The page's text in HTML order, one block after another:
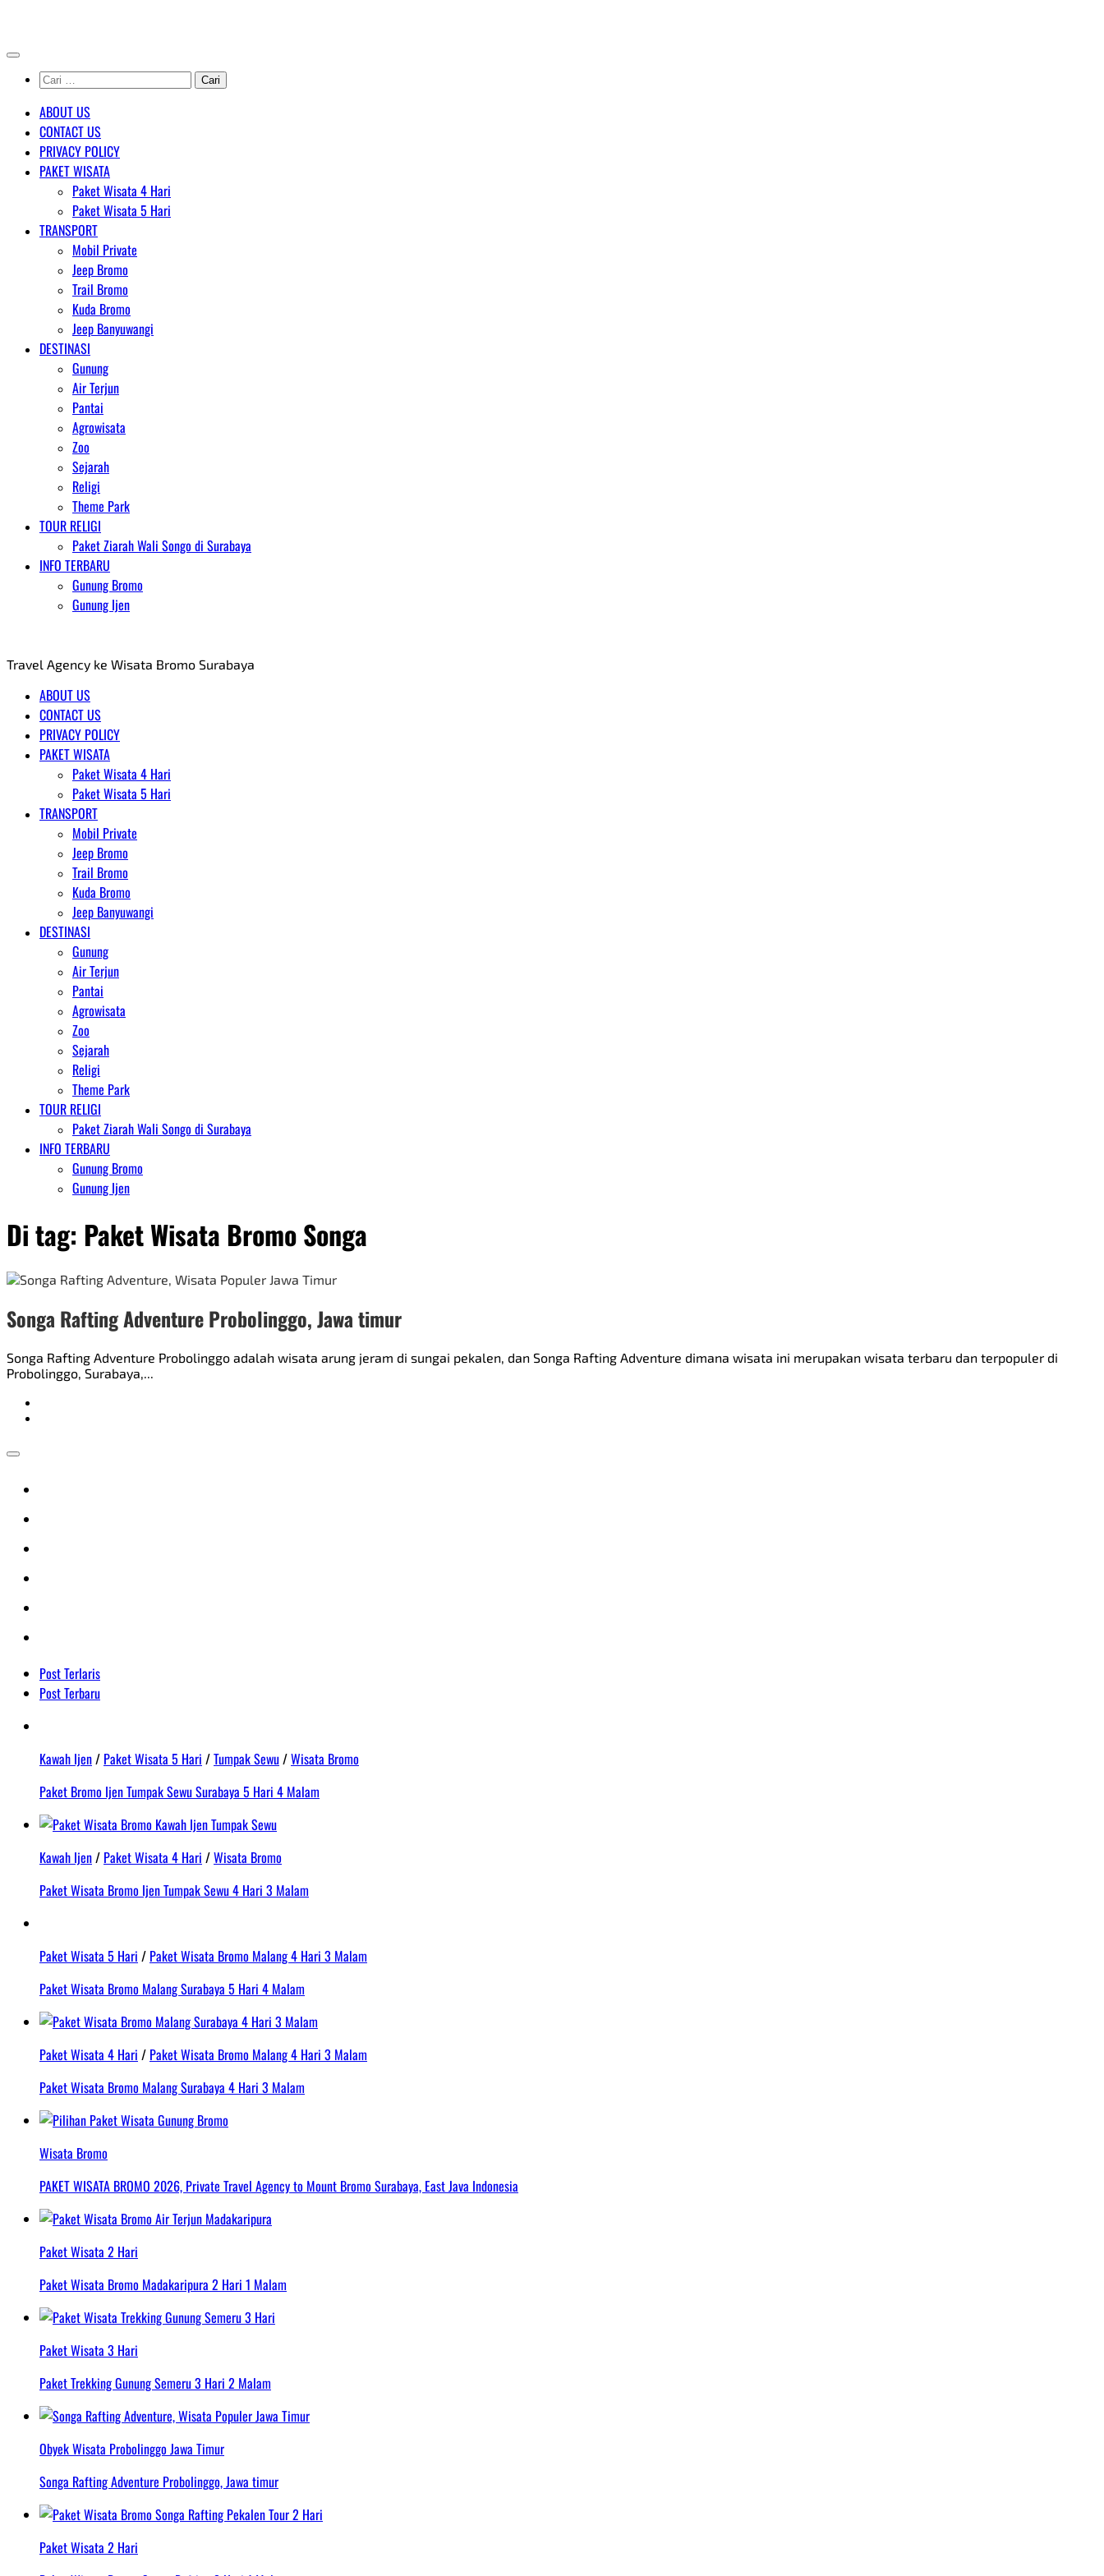
content
Cari
untuk:
ABOUT US
CONTACT US
PRIVACY POLICY
PAKET WISATA
Paket Wisata 4 Hari
Paket Wisata 5 Hari
TRANSPORT
Mobil Private
Jeep Bromo
Trail Bromo
Kuda Bromo
Jeep Banyuwangi
DESTINASI
Gunung
Air Terjun
Pantai
Agrowisata
Zoo
Sejarah
Religi
Theme Park
TOUR RELIGI
Paket Ziarah Wali Songo di Surabaya
INFO TERBARU
Gunung Bromo
Gunung Ijen
Travel Agency ke Wisata Bromo Surabaya
ABOUT US
CONTACT US
PRIVACY POLICY
PAKET WISATA
Paket Wisata 4 Hari
Paket Wisata 5 Hari
TRANSPORT
Mobil Private
Jeep Bromo
Trail Bromo
Kuda Bromo
Jeep Banyuwangi
DESTINASI
Gunung
Air Terjun
Pantai
Agrowisata
Zoo
Sejarah
Religi
Theme Park
TOUR RELIGI
Paket Ziarah Wali Songo di Surabaya
INFO TERBARU
Gunung Bromo
Gunung Ijen
Di tag: Paket Wisata Bromo Songa
Songa Rafting Adventure Probolinggo, Jawa timur
Songa Rafting Adventure Probolinggo adalah wisata arung jeram di sungai pekalen, dan Songa Rafting Adventure dimana wisata ini merupakan wisata terbaru dan terpopuler di
Probolinggo, Surabaya,...
Post Terlaris
Post Terbaru
Kawah Ijen/ Paket Wisata 5 Hari /Tumpak Sewu/Wisata Bromo
Paket Bromo Ijen Tumpak Sewu Surabaya 5 Hari 4 Malam
Kawah Ijen/ Paket Wisata 4 Hari /Wisata Bromo
Paket Wisata Bromo Ijen Tumpak Sewu 4 Hari 3 Malam
Paket Wisata 5 Hari / Paket Wisata Bromo Malang 4 Hari 3 Malam
Paket Wisata Bromo Malang Surabaya 5 Hari 4 Malam
Paket Wisata 4 Hari / Paket Wisata Bromo Malang 4 Hari 3 Malam
Paket Wisata Bromo Malang Surabaya 4 Hari 3 Malam
Wisata Bromo
PAKET WISATA BROMO 2026, Private Travel Agency to Mount Bromo Surabaya, East Java Indonesia
Paket Wisata 2 Hari
Paket Wisata Bromo Madakaripura 2 Hari 1 Malam
Paket Wisata 3 Hari
Paket Trekking Gunung Semeru 3 Hari 2 Malam
Obyek Wisata Probolinggo Jawa Timur
Songa Rafting Adventure Probolinggo, Jawa timur
Paket Wisata 2 Hari